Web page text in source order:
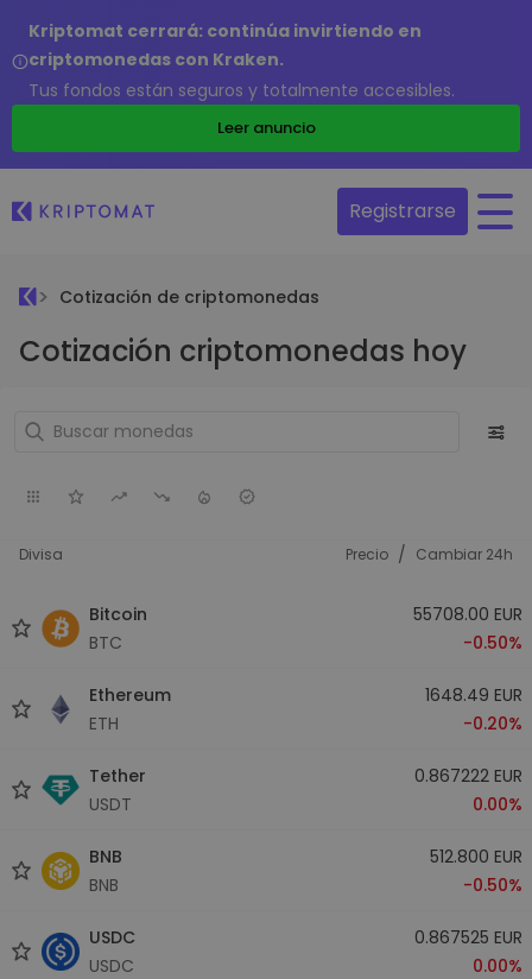
Kriptomat cerrará: continúa invirtiendo en
criptomonedas con Kraken.
Tus fondos están seguros y totalmente accesibles.
Leer anuncio
Registrarse
Cotización de criptomonedas
Cotización criptomonedas hoy
Divisa Precio / Cambiar 24h
Bitcoin
BTC
55708.00 EUR
-0.50%
Ethereum
ETH
1648.49 EUR
-0.20%
Tether
USDT
0.867222 EUR
0.00%
BNB
BNB
512.800 EUR
-0.50%
USDC
USDC
0.867525 EUR
0.00%